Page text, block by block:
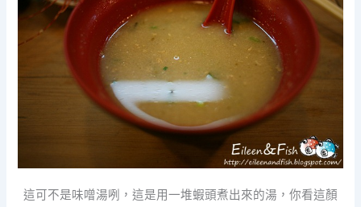
這可不是味噌湯咧，這是用一堆蝦頭煮出來的湯，你看這顏